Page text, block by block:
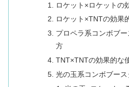
ロケット×ロケットの
ロケット×TNTの効果
プロペラ系コンボブ
方
TNT×TNTの効果的な
光の玉系コンボブー